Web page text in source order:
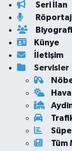
Seri İlan
Röportaj
Biyografi
Künye
İletişim
Servisler
Tüm